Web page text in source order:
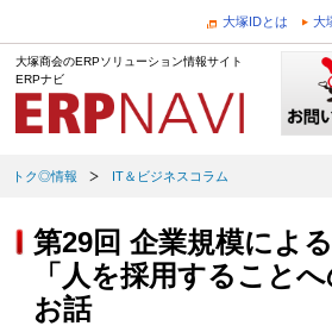
大塚IDとは 大
大塚商会のERPソリューション情報サイト
ERPナビ
トク◎情報 IT＆ビジネスコラム
第29回 企業規模によ
「人を採用すること
お話